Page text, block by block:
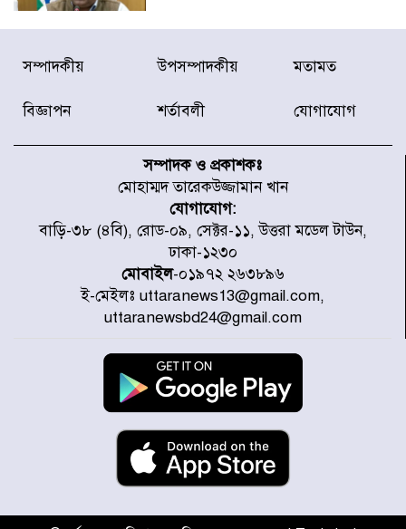
জুলাই গণঅভ্যুত্থানে আহত যোদ্ধা
মিতুর খোঁজ নিলেন প্রধানমন্ত্রী
শহীদের তালিকা প্রকাশ করল JRA
জুলাই গণঅভ্যুত্থানে উত্তরায় সর্বকনিষ্ঠ
শহীদ জাবির ইব্রাহীম: এক শিশুর রক্তে
লেখা ইতিহাস
রাজধানীতে আজ বৃষ্টির সম্ভাবনা, যা
জানাল আবহাওয়া অধিদপ্তর
জুলাই গণঅভ্যুত্থানের অমর প্রতীক
শহীদ মীর মুগ্ধ
উত্তরা আজমপুরের রক্তাক্ত স্মৃতি: শহীদ
তানভীনের অপূর্ণ স্বপ্ন
সম্পাদকীয় উপসম্পাদকীয় মতামত
বিজ্ঞাপন শর্তাবলী যোগাযোগ
সম্পাদক ও প্রকাশকঃ
মোহাম্মদ তারেকউজ্জামান খান
যোগাযোগ:
বাড়ি-৩৮ (৪বি), রোড-০৯, সেক্টর-১১, উত্তরা মডেল টাউন,
ঢাকা-১২৩০
মোবাইল-০১৯৭২ ২৬৩৮৯৬
ই-মেইলঃ uttaranews13@gmail.com,
uttaranewsbd24@gmail.com